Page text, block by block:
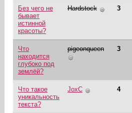
Без чего не
бывает
истинной
красоты?
Hardstock 3
Что
находится
глубоко под
землёй?
pigeonqueen 3
Что такое
уникальность
текста?
JoxC 4